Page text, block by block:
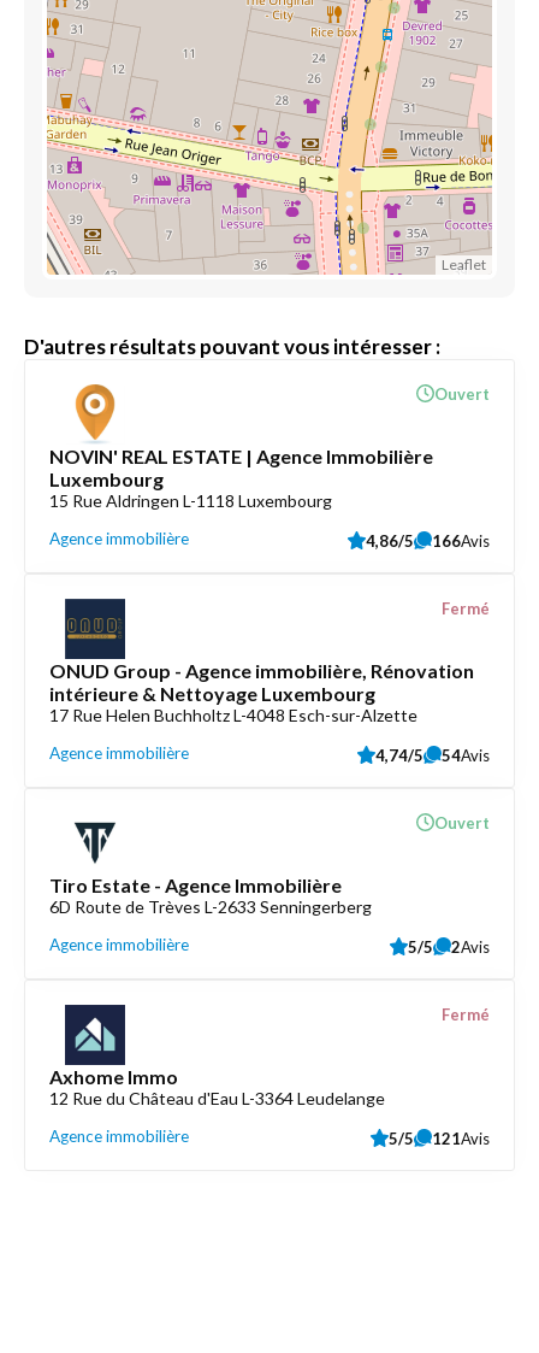
Leaflet
D'autres résultats pouvant vous intéresser :
NOVIN' REAL ESTATE | Agence Immobilière
Luxembourg
15 Rue Aldringen L-1118 Luxembourg
Agence immobilière
Ouvert
4,86/5 166Avis
ONUD Group - Agence immobilière, Rénovation
intérieure & Nettoyage Luxembourg
17 Rue Helen Buchholtz L-4048 Esch-sur-Alzette
Agence immobilière
Fermé
4,74/5 54Avis
Tiro Estate - Agence Immobilière
6D Route de Trèves L-2633 Senningerberg
Agence immobilière
Ouvert
5/5 2Avis
Axhome Immo
12 Rue du Château d'Eau L-3364 Leudelange
Agence immobilière
Fermé
5/5 121Avis